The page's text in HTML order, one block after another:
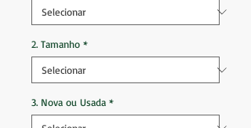
2. Tamanho *
3. Nova ou Usada *